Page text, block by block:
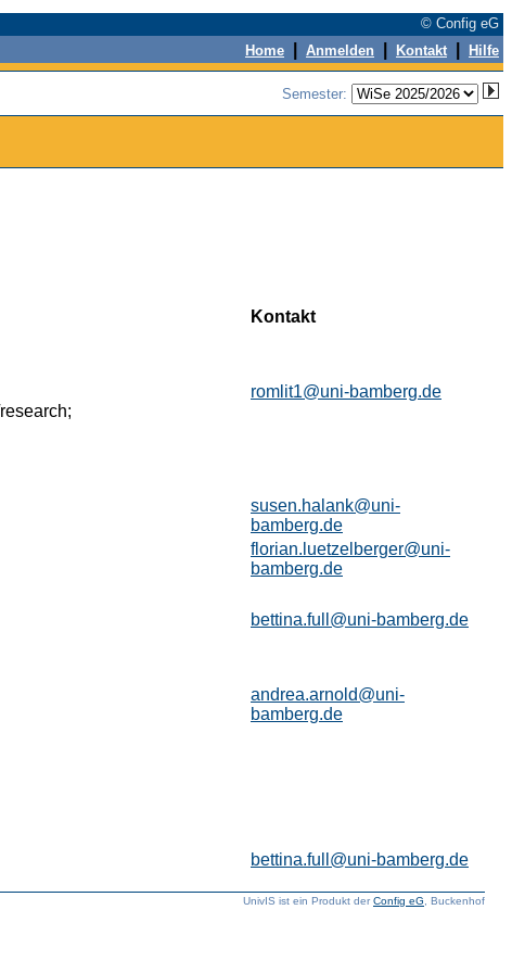
© Config eG
Home Anmelden Kontakt Hilfe
Semester:
Kontakt
romlit1@uni-bamberg.de
susen.halank@uni-
bamberg.de
florian.luetzelberger@uni-
bamberg.de
bettina.full@uni-bamberg.de
andrea.arnold@uni-
bamberg.de
bettina.full@uni-bamberg.de
UnivIS ist ein Produkt derConfig eG , Buckenhof